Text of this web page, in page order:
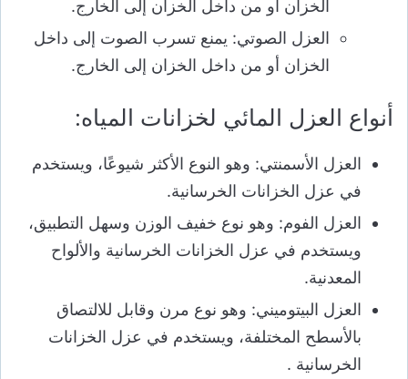
الخزان أو من داخل الخزان إلى الخارج.
العزل الصوتي: يمنع تسرب الصوت إلى داخل
الخزان أو من داخل الخزان إلى الخارج.
أنواع العزل المائي لخزانات المياه:
العزل الأسمنتي: وهو النوع الأكثر شيوعًا، ويستخدم
في عزل الخزانات الخرسانية.
العزل الفوم: وهو نوع خفيف الوزن وسهل التطبيق،
ويستخدم في عزل الخزانات الخرسانية والألواح
المعدنية.
العزل البيتوميني: وهو نوع مرن وقابل للالتصاق
بالأسطح المختلفة، ويستخدم في عزل الخزانات
الخرسانية .